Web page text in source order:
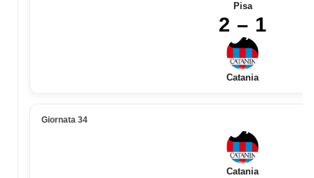
Pisa
2 – 1
Catania
Giornata 34
Catania